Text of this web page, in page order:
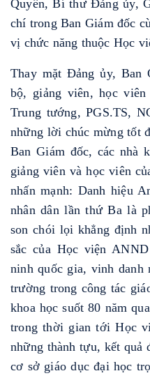
Quyên, Bí thư Đảng ủy,
chí trong Ban Giám đốc
vị chức năng thuộc Học
Thay mặt Đảng ủy, Ban
bộ, giảng viên, học
Trung tướng, PGS.TS,
những lời chúc mừng tốt
Ban Giám đốc, các nhà
giảng viên và học viên
nhấn mạnh: Danh hiệu
nhân dân lần thứ Ba là
son chói lọi khẳng định
sắc của Học viện
ninh quốc gia, vinh danh
trường trong công tác
khoa học suốt 80 năm
trong thời gian tới Học
những thành tựu, kết quả
cơ sở giáo dục đại học